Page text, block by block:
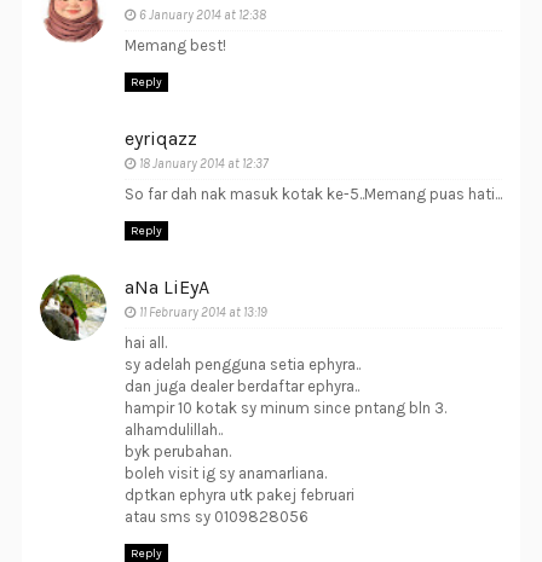
6 January 2014 at 12:38
Memang best!
Reply
eyriqazz
18 January 2014 at 12:37
So far dah nak masuk kotak ke-5..Memang puas hati...
Reply
aNa LiEyA
11 February 2014 at 13:19
hai all.
sy adelah pengguna setia ephyra..
dan juga dealer berdaftar ephyra..
hampir 10 kotak sy minum since pntang bln 3.
alhamdulillah..
byk perubahan.
boleh visit ig sy anamarliana.
dptkan ephyra utk pakej februari
atau sms sy 0109828056
Reply